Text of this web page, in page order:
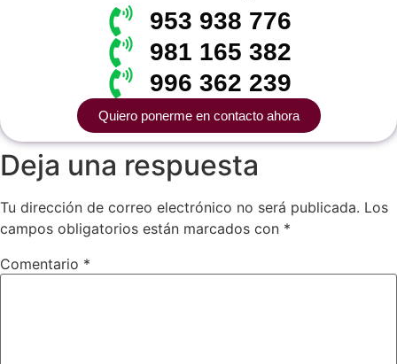
953 938 776
981 165 382
996 362 239
Quiero ponerme en contacto ahora
Deja una respuesta
Tu dirección de correo electrónico no será publicada. Los
campos obligatorios están marcados con *
Comentario *